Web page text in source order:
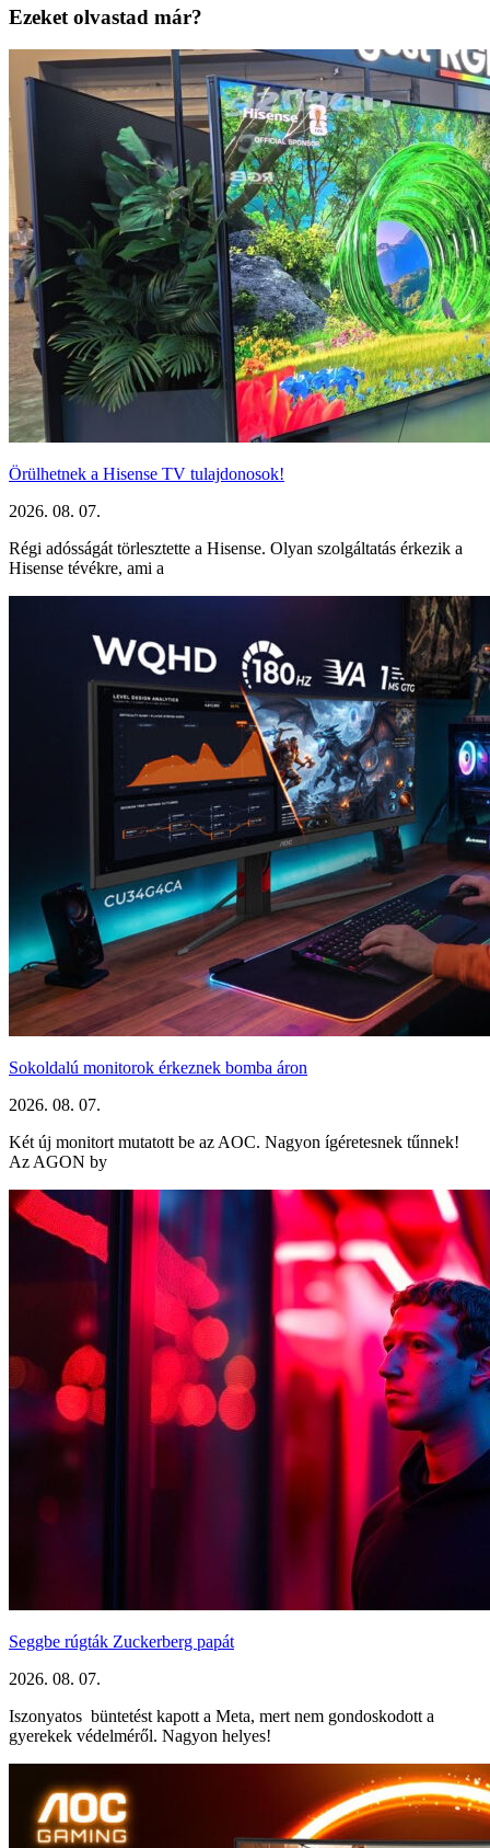
Ezeket olvastad már?
Örülhetnek a Hisense TV tulajdonosok!
2026. 08. 07.
Régi adósságát törlesztette a Hisense. Olyan szolgáltatás érkezik a
Hisense tévékre, ami a
Sokoldalú monitorok érkeznek bomba áron
2026. 08. 07.
Két új monitort mutatott be az AOC. Nagyon ígéretesnek tűnnek!
Az AGON by
Seggbe rúgták Zuckerberg papát
2026. 08. 07.
Iszonyatos büntetést kapott a Meta, mert nem gondoskodott a
gyerekek védelméről. Nagyon helyes!